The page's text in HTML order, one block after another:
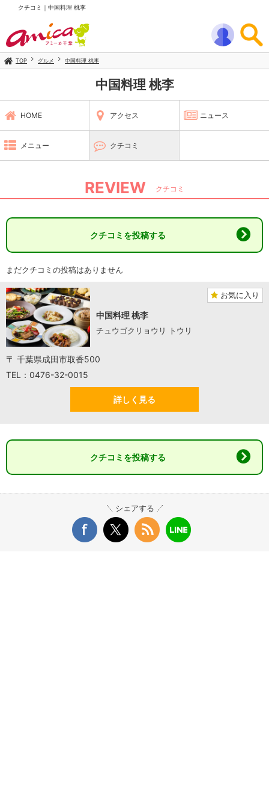
クチコミ｜中国料理 桃李
TOP グルメ 中国料理 桃李
中国料理 桃李
HOME アクセス ニュース
メニュー クチコミ
REVIEW クチコミ
クチコミを投稿する
まだクチコミの投稿はありません
お気に入り
中国料理 桃李
チュウゴクリョウリ トウリ
〒 千葉県成田市取香500
TEL：0476-32-0015
詳しく見る
クチコミを投稿する
シェアする